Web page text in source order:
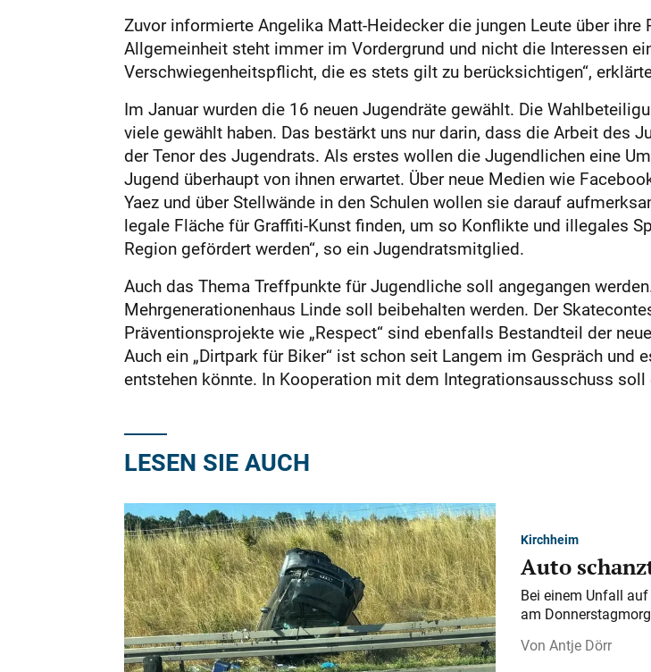
Zuvor informierte Angelika Matt-Heidecker die jungen Leute über ihre
Allgemeinheit steht immer im Vordergrund und nicht die Interessen
Verschwiegenheitspflicht, die es stets gilt zu berücksichtigen“,
Im Januar wurden die 16 neuen Jugendräte gewählt. Die
viele gewählt haben. Das bestärkt uns nur darin, dass die Arbeit des
der Tenor des Jugendrats. Als erstes wollen die Jugendlichen eine
Jugend überhaupt von ihnen erwartet. Über neue Medien wie
Yaez und über Stellwände in den Schulen wollen sie darauf
legale Fläche für Graffiti-Kunst finden, um so Konflikte und illegales
Region gefördert werden“, so ein Jugendratsmitglied.
Auch das Thema Treffpunkte für Jugendliche soll angegangen
Mehrgenerationenhaus Linde soll beibehalten werden. Der
Präventionsprojekte wie „Respect“ sind ebenfalls Bestandteil der
Auch ein „Dirtpark für Biker“ ist schon seit Langem im Gespräch
entstehen könnte. In Kooperation mit dem Integrationsausschuss soll
LESEN SIE AUCH
Kirchheim
Auto
Bei einem Unfall
am
Antje Dörr